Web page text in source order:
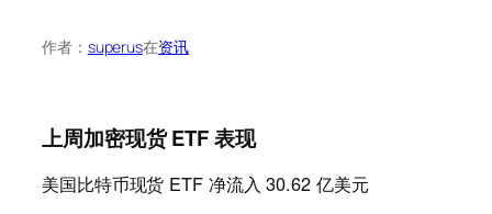
作者： superus在资讯
上周加密现货 ETF 表现
美国比特币现货 ETF 净流入 30.62 亿美元